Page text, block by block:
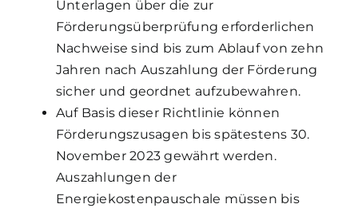
Unterlagen über die zur
Förderungsüberprüfung erforderlichen
Nachweise sind bis zum Ablauf von zehn
Jahren nach Auszahlung der Förderung
sicher und geordnet aufzubewahren.
Auf Basis dieser Richtlinie können
Förderungszusagen bis spätestens 30.
November 2023 gewährt werden.
Auszahlungen der
Energiekostenpauschale müssen bis